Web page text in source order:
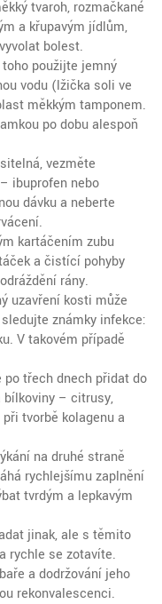
tvaroh, rozmačkané
a křupavým jídlům,
bolest.
použijte jemný
vodu (lžička soli ve
měkkým tamponem.
po dobu alespoň
vezměte
ibuprofen nebo
dávku a neberte
kartáčením zubu
a čistící pohyby
rány.
uzavření kosti může
známky infekce:
V takovém případě
třech dnech přidat do
bílkoviny – citrusy,
tvorbě kolagenu a
na druhé straně
rychlejšímu zaplnění
tvrdým a lepkavým
jinak, ale s těmito
rychle se zotavíte.
a dodržování jeho
rekonvalescenci.